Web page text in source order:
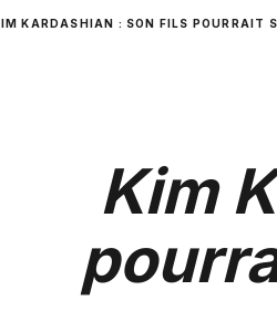
KARDASHIAN : SON FILS POURRAIT
Kim